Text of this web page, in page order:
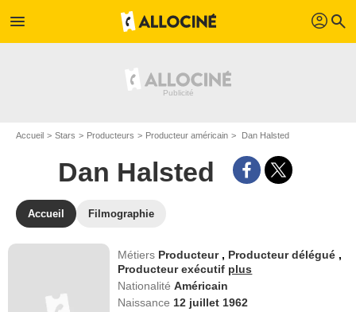
menu profil search
Accueil Stars Producteurs Producteur américain Dan Halsted
Dan Halsted
Accueil Filmographie
Métiers Producteur , Producteur délégué ,
Producteur exécutif plus
NationalitéAméricain
Naissance 12 juillet 1962